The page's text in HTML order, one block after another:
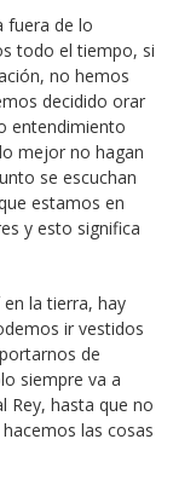
fuera de lo
todo el tiempo, si
no hemos
decidido orar
entendimiento
mejor no hagan
se escuchan
estamos en
y esto significa
la tierra, hay
ir vestidos
de
siempre va a
Rey, hasta que no
las cosas